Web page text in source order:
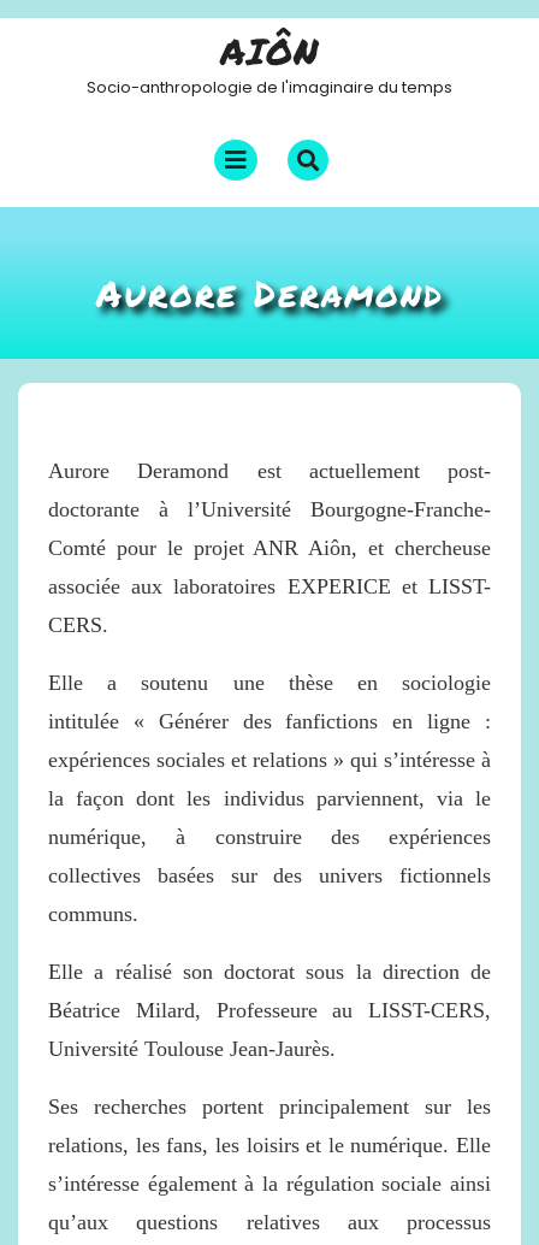
Skip
AIÔN
Socio-anthropologie de l'imaginaire du temps
Open
Menu
Aurore Deramond
Aurore Deramond est actuellement post-
doctorante à l’Université Bourgogne-Franche-
Comté pour le projet ANR Aiôn, et chercheuse
associée aux laboratoires EXPERICE et LISST-
CERS.
Elle a soutenu une thèse en sociologie
intitulée « Générer des fanfictions en ligne :
expériences sociales et relations » qui s’intéresse à
la façon dont les individus parviennent, via le
numérique, à construire des expériences
collectives basées sur des univers fictionnels
communs.
Elle a réalisé son doctorat sous la direction de
Béatrice Milard, Professeure au LISST-CERS,
Université Toulouse Jean-Jaurès.
Ses recherches portent principalement sur les
relations, les fans, les loisirs et le numérique. Elle
s’intéresse également à la régulation sociale ainsi
qu’aux questions relatives aux processus